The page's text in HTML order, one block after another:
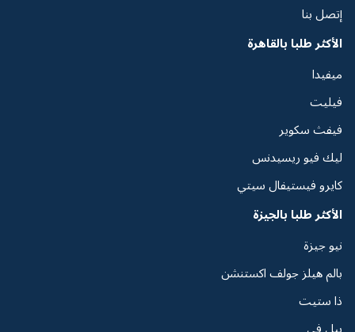
إتصل بنا
الأكثر طلبا بالقاهرة
ميفيدا
فيليت
فيفث سكوير
ليك فيو ريسيدنس
كايرو فيستيفال سيتي
الأكثر طلبا بالجيزة
نيو جيزة
بالم هيلز جولف اكستنشن
ذا ستيت
بيل في